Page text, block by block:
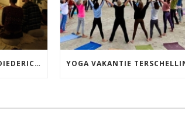
MANTRA ZINGEN MET DIEDERICK IN LEEUWARDEN VRIJDAG 12 JUNI KIRTAN